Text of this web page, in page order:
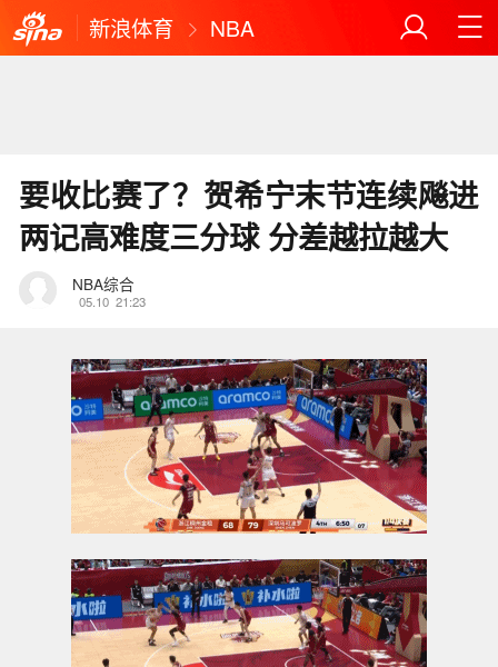
新浪体育 NBA
要收比赛了？贺希宁末节连续飚进
两记高难度三分球 分差越拉越大
NBA综合
05.10 21:23